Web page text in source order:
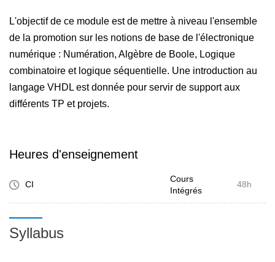
L'objectif de ce module est de mettre à niveau l'ensemble
de la promotion sur les notions de base de l'électronique
numérique : Numération, Algèbre de Boole, Logique
combinatoire et logique séquentielle. Une introduction au
langage VHDL est donnée pour servir de support aux
différents TP et projets.
Heures d'enseignement
CI
Cours
Intégrés
48h
Syllabus